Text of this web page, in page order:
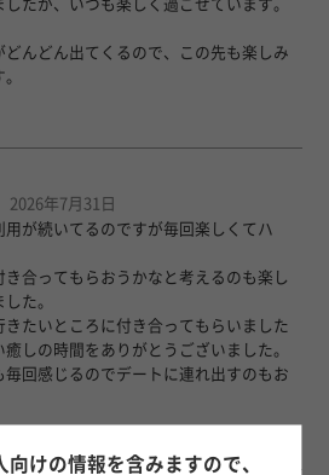
たが、いつも楽しく過ごせています。
どんどん出てくるので、この先も楽しみ
年7月31日
用が続いてるのですが毎回楽しくてハ
き合ってもらおうかなと考えるのも楽し
た。
きたいところに付き合ってもらいました
癒しの時間をありがとうございました。
毎回感じるのでデートに連れ出すのもお
向けの情報を含みますので、